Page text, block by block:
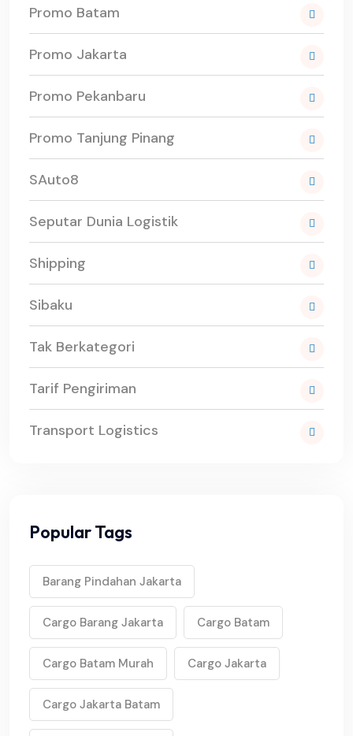
Promo Batam
Promo Jakarta
Promo Pekanbaru
Promo Tanjung Pinang
SAuto8
Seputar Dunia Logistik
Shipping
Sibaku
Tak Berkategori
Tarif Pengiriman
Transport Logistics
Popular Tags
Barang Pindahan Jakarta
Cargo Barang Jakarta Cargo Batam
Cargo Batam Murah Cargo Jakarta
Cargo Jakarta Batam